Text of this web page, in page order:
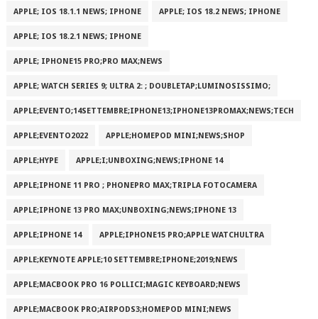
APPLE; IOS 18.1.1 NEWS; IPHONE APPLE; IOS 18.2 NEWS; IPHONE
APPLE; IOS 18.2.1 NEWS; IPHONE
APPLE; IPHONE15 PRO;PRO MAX;NEWS
APPLE; WATCH SERIES 9; ULTRA 2: ; DOUBLETAP;LUMINOSISSIMO;
APPLE;EVENTO;14SETTEMBRE;IPHONE13;IPHONE13PROMAX;NEWS;TECH
APPLE;EVENTO2022 APPLE;HOMEPOD MINI;NEWS;SHOP
APPLE;HYPE APPLE;I;UNBOXING;NEWS;IPHONE 14
APPLE;IPHONE 11 PRO ; PHONEPRO MAX;TRIPLA FOTOCAMERA
APPLE;IPHONE 13 PRO MAX;UNBOXING;NEWS;IPHONE 13
APPLE;IPHONE 14 APPLE;IPHONE15 PRO;APPLE WATCHULTRA
APPLE;KEYNOTE APPLE;10 SETTEMBRE;IPHONE;2019;NEWS
APPLE;MACBOOK PRO 16 POLLICI;MAGIC KEYBOARD;NEWS
APPLE;MACBOOK PRO;AIRPODS3;HOMEPOD MINI;NEWS